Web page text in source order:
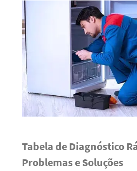
Tabela de Diagnóstico
Problemas e Soluções